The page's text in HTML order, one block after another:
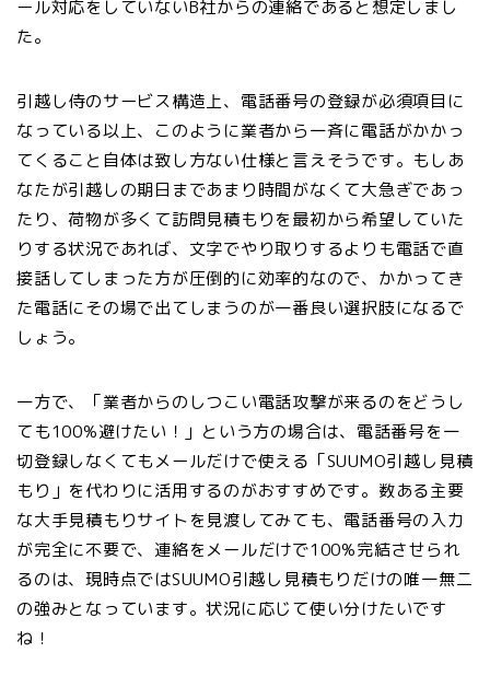
ール対応をしていないB社からの連絡であると想定しまし
た。
引越し侍のサービス構造上、電話番号の登録が必須項目に
なっている以上、このように業者から一斉に電話がかかっ
てくること自体は致し方ない仕様と言えそうです。もしあ
なたが引越しの期日まであまり時間がなくて大急ぎであっ
たり、荷物が多くて訪問見積もりを最初から希望していた
りする状況であれば、文字でやり取りするよりも電話で直
接話してしまった方が圧倒的に効率的なので、かかってき
た電話にその場で出てしまうのが一番良い選択肢になるで
しょう。
一方で、
「業者からのしつこい電話攻撃が来るのをどうし
ても100%避けたい！」という方の場合は、電話番号を一
切登録しなくてもメールだけで使える「SUUMO引越し見積
もり」を代わりに活用するのがおすすめです。数ある主要
な大手見積もりサイトを見渡してみても、電話番号の入力
が完全に不要で、連絡をメールだけで100%完結させられ
るのは、現時点ではSUUMO引越し見積もりだけの唯一無二
の強みとなっています。状況に応じて使い分けたいです
ね！